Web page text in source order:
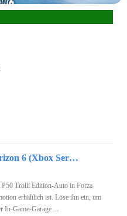
Forza Horizon 6 (Xbox Series X/S, PC) - Xbox Live Key - GLOBAL
P50 Trolli Edition-Auto in Forza
erhältlich ist. Löse ihn ein, um
In-Game-Garage ...